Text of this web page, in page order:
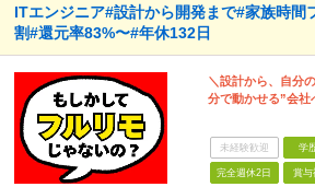
ITエンジニア#設計から開発まで#家族時間
割#還元率83%〜#年休132日
＼設計から、自分
分で動かせる”会社
未経験歓迎 学
完全週休2日 賞与